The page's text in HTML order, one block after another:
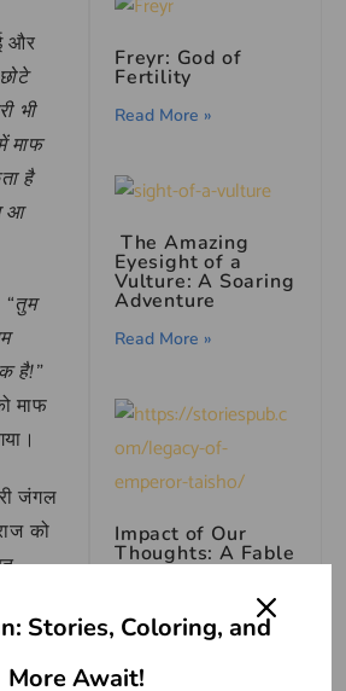
और
भी
माफ
है
आ
“तुम
है!”
माफ
जंगल
को
फंस
Freyr: God of
Fertility
Read More »
The Amazing
Eyesight of a
Vulture: A Soaring
Adventure
Read More »
Impact of Our
Thoughts: A Fable
of Dogs and Cats
Stories, Coloring, and
More Await!